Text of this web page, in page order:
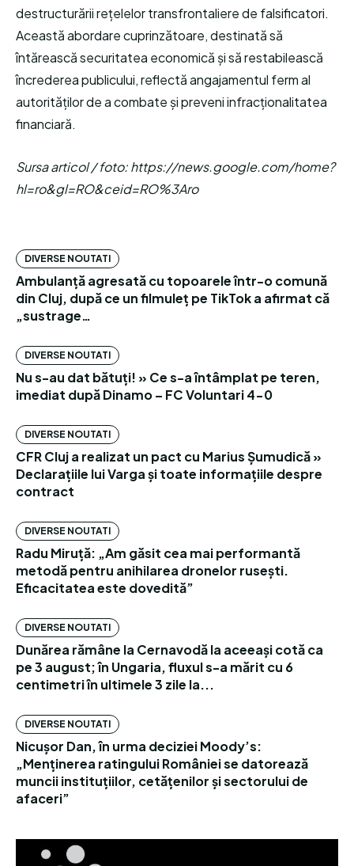
destructurării rețelelor transfrontaliere de falsificatori.
Această abordare cuprinzătoare, destinată să
întărească securitatea economică și să restabilească
încrederea publicului, reflectă angajamentul ferm al
autorităților de a combate și preveni infracționalitatea
financiară.
Sursa articol / foto: https://news.google.com/home?
hl=ro&gl=RO&ceid=RO%3Aro
DIVERSE NOUTATI
Ambulanță agresată cu topoarele într-o comună
din Cluj, după ce un filmuleț pe TikTok a afirmat că
„sustrage…
DIVERSE NOUTATI
Nu s-au dat bătuți! » Ce s-a întâmplat pe teren,
imediat după Dinamo – FC Voluntari 4-0
DIVERSE NOUTATI
CFR Cluj a realizat un pact cu Marius Șumudică »
Declarațiile lui Varga și toate informațiile despre
contract
DIVERSE NOUTATI
Radu Miruță: „Am găsit cea mai performantă
metodă pentru anihilarea dronelor rusești.
Eficacitatea este dovedită”
DIVERSE NOUTATI
Dunărea rămâne la Cernavodă la aceeași cotă ca
pe 3 august; în Ungaria, fluxul s-a mărit cu 6
centimetri în ultimele 3 zile la...
DIVERSE NOUTATI
Nicușor Dan, în urma deciziei Moody’s:
„Menținerea ratingului României se datorează
muncii instituțiilor, cetățenilor și sectorului de
afaceri”